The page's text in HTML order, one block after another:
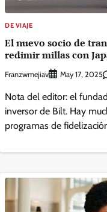
DE VIAJE
El nuevo socio de
redimir millas con
Franzwmejiav May 17, 2025
Nota del editor: el
inversor de Bilt. Hay
programas de